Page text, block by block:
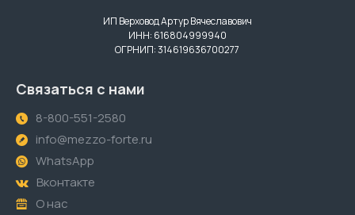
ИП Верховод Артур Вячеславович
ИНН: 616804999940
ОГРНИП: 314619636700277
Связаться с нами
8-800-551-2580
info@mezzo-forte.ru
WhatsApp
Вконтакте
О нас